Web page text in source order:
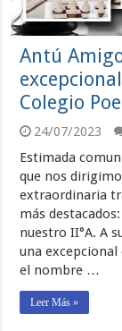
Antú
Colegio
24/07/2023
Estimada
que nos
extraordinaria
más
nuestro II°A. A
una excepcional
el nombre …
Leer Más »